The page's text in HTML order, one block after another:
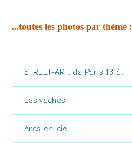
...toutes les photos par thème :
STREET-ART, de Paris 13 à...
Les vaches
Arcs-en-ciel